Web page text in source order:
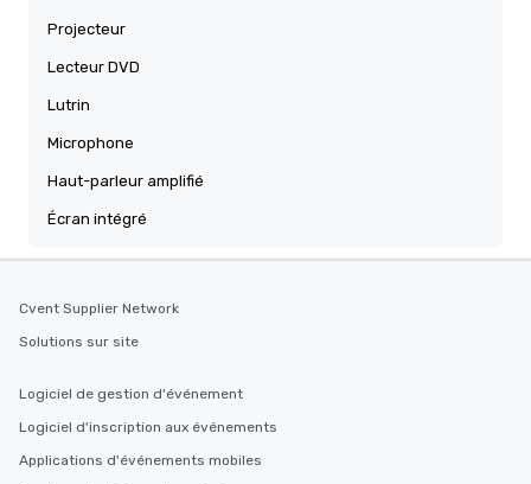
Projecteur
Lecteur DVD
Lutrin
Microphone
Haut-parleur amplifié
Écran intégré
Cvent Supplier Network
Solutions sur site
Logiciel de gestion d'événement
Logiciel d'inscription aux événements
Applications d'événements mobiles